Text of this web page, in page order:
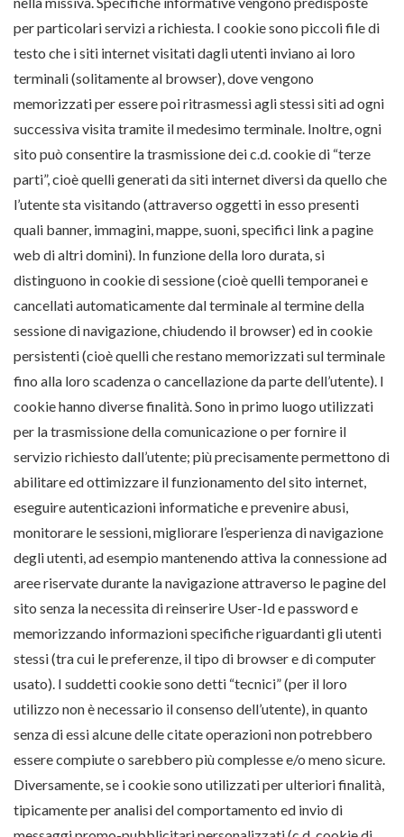
per particolari servizi a richiesta. I cookie sono piccoli file di
testo che i siti internet visitati dagli utenti inviano ai loro
terminali (solitamente al browser), dove vengono
memorizzati per essere poi ritrasmessi agli stessi siti ad ogni
successiva visita tramite il medesimo terminale. Inoltre, ogni
sito può consentire la trasmissione dei c.d. cookie di “terze
parti”, cioè quelli generati da siti internet diversi da quello che
l’utente sta visitando (attraverso oggetti in esso presenti
quali banner, immagini, mappe, suoni, specifici link a pagine
web di altri domini). In funzione della loro durata, si
distinguono in cookie di sessione (cioè quelli temporanei e
cancellati automaticamente dal terminale al termine della
sessione di navigazione, chiudendo il browser) ed in cookie
persistenti (cioè quelli che restano memorizzati sul terminale
fino alla loro scadenza o cancellazione da parte dell’utente). I
cookie hanno diverse finalità. Sono in primo luogo utilizzati
per la trasmissione della comunicazione o per fornire il
servizio richiesto dall’utente; più precisamente permettono di
abilitare ed ottimizzare il funzionamento del sito internet,
eseguire autenticazioni informatiche e prevenire abusi,
monitorare le sessioni, migliorare l’esperienza di navigazione
degli utenti, ad esempio mantenendo attiva la connessione ad
aree riservate durante la navigazione attraverso le pagine del
sito senza la necessita di reinserire User-Id e password e
memorizzando informazioni specifiche riguardanti gli utenti
stessi (tra cui le preferenze, il tipo di browser e di computer
usato). I suddetti cookie sono detti “tecnici” (per il loro
utilizzo non è necessario il consenso dell’utente), in quanto
senza di essi alcune delle citate operazioni non potrebbero
essere compiute o sarebbero più complesse e/o meno sicure.
Diversamente, se i cookie sono utilizzati per ulteriori finalità,
tipicamente per analisi del comportamento ed invio di